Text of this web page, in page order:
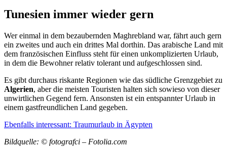
Tunesien immer wieder gern
Wer einmal in dem bezaubernden Maghrebland war, fährt auch gern
ein zweites und auch ein drittes Mal dorthin. Das arabische Land mit
dem französischen Einfluss steht für einen unkomplizierten Urlaub,
in dem die Bewohner relativ tolerant und aufgeschlossen sind.
Es gibt durchaus riskante Regionen wie das südliche Grenzgebiet zu
Algerien, aber die meisten Touristen halten sich sowieso von dieser
unwirtlichen Gegend fern. Ansonsten ist ein entspannter Urlaub in
einem gastfreundlichen Land gegeben.
Ebenfalls interessant: Traumurlaub in Ägypten
Bildquelle: © fotografci – Fotolia.com